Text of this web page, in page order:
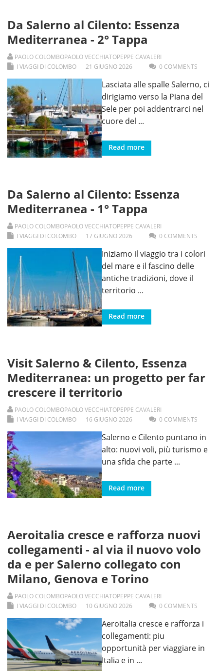
Da Salerno al Cilento: Essenza
Mediterranea - 2° Tappa
PAOLO COLOMBOPAOLO VECCHIATOPEPPE CAVALERI
I VIAGGI DI COLOMBO
21 GIUGNO2026 0 COMMENTS
Lasciata alle spalle Salerno, ci
dirigiamo verso la Piana del
Sele per poi addentrarci nel
cuore del ...
Read more
Da Salerno al Cilento: Essenza
Mediterranea - 1° Tappa
PAOLO COLOMBOPAOLO VECCHIATOPEPPE CAVALERI
I VIAGGI DI COLOMBO
17 GIUGNO2026 0 COMMENTS
Iniziamo il viaggio tra i colori
del mare e il fascino delle
antiche tradizioni, dove il
territorio ...
Read more
Visit Salerno & Cilento, Essenza
Mediterranea: un progetto per far
crescere il territorio
PAOLO COLOMBOPAOLO VECCHIATOPEPPE CAVALERI
I VIAGGI DI COLOMBO
16 GIUGNO2026 0 COMMENTS
Salerno e Cilento puntano in
alto: nuovi voli, più turismo e
una sfida che parte ...
Read more
Aeroitalia cresce e rafforza nuovi
collegamenti - al via il nuovo volo
da e per Salerno collegato con
Milano, Genova e Torino
PAOLO COLOMBOPAOLO VECCHIATOPEPPE CAVALERI
I VIAGGI DI COLOMBO
10 GIUGNO2026 0 COMMENTS
Aeroitalia cresce e rafforza i
collegamenti: piu
opportunità per viaggiare in
Italia e in ...